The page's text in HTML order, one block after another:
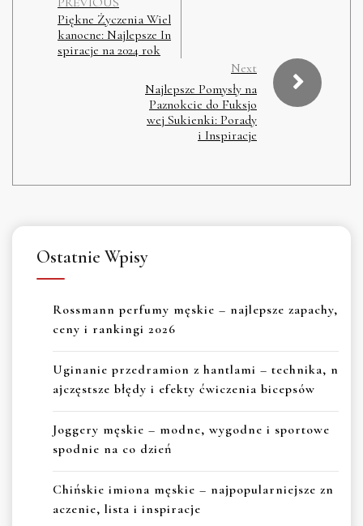
Piękne Życzenia Wiel
kanocne: Najlepsze In
spiracje na 2024 rok
Next
Najlepsze Pomysły na
Paznokcie do Fuksjo
wej Sukienki: Porady
i Inspiracje
Ostatnie Wpisy
Rossmann perfumy męskie – najlepsze zapachy,
ceny i rankingi 2026
Uginanie przedramion z hantlami – technika, n
ajczęstsze błędy i efekty ćwiczenia bicepsów
Joggery męskie – modne, wygodne i sportowe
spodnie na co dzień
Chińskie imiona męskie – najpopularniejsze zn
aczenie, lista i inspiracje